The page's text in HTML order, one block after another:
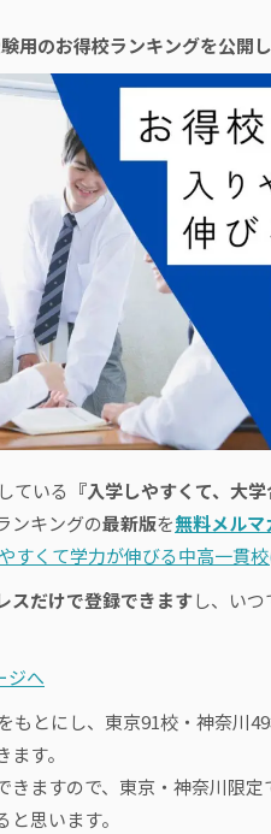
用のお得校ランキングを公開
ている 『入学しやすくて、大
ンキングの最新版を無料メルマ
すくて学力が伸びる中高一貫
スだけで登録できますし、い
ジへ
もとにし、東京91校・神奈川
す。
きますので、東京・神奈川限定
思います。